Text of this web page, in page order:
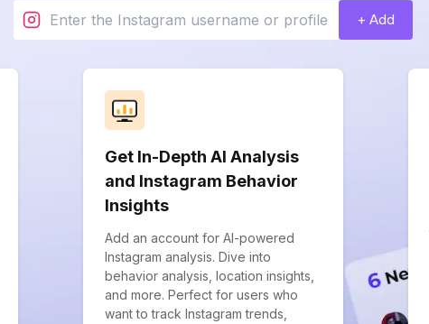
+ Add
Get In-Depth AI Analysis
and Instagram Behavior
Insights
Add an account for AI-powered
Instagram analysis. Dive into
behavior analysis, location insights,
and more. Perfect for users who
want to track Instagram trends,